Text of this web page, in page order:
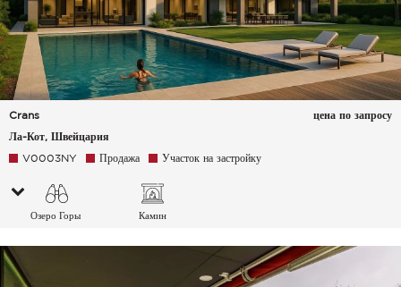
Crans
Ла-Кот, Швейцария
цена по запросу
V0003NY Продажа Участок на застройку
Озеро Горы Камин